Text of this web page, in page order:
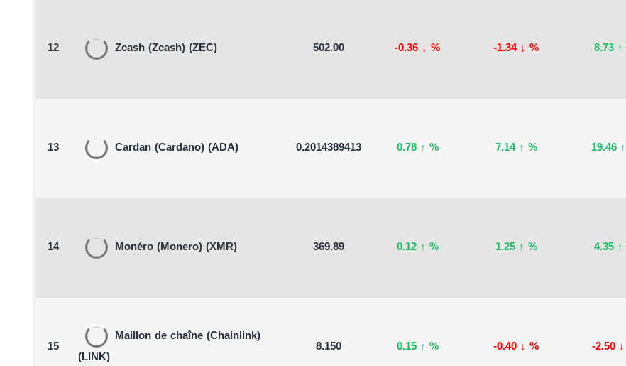
12 Zcash (Zcash) (ZEC) 502.00 -0.36 ↓ % -1.34 ↓ % 8.73 ↑
13 Cardan (Cardano) (ADA) 0.2014389413 0.78 ↑ % 7.14 ↑ % 19.46 ↑
14 Monéro (Monero) (XMR) 369.89 0.12 ↑ % 1.25 ↑ % 4.35 ↑
15
Maillon de chaîne (Chainlink)
(LINK)
8.150 0.15 ↑ % -0.40 ↓ % -2.50 ↓